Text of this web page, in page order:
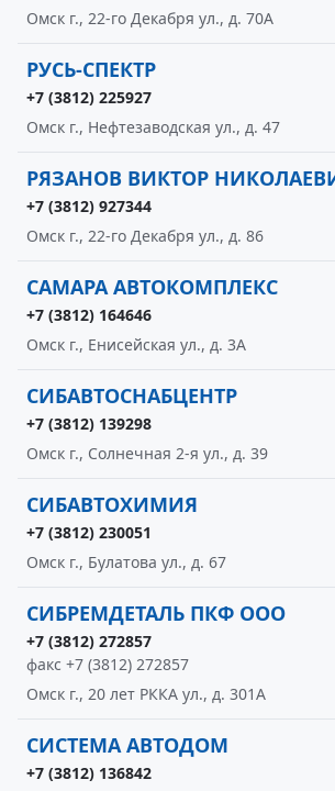
Омск г., 22-го Декабря ул., д. 70А
РУСЬ-СПЕКТР
+7 (3812) 225927
Омск г., Нефтезаводская ул., д. 47
РЯЗАНОВ ВИКТОР
+7 (3812) 927344
Омск г., 22-го Декабря ул., д. 86
САМАРА АВТОКОМПЛЕКС
+7 (3812) 164646
Омск г., Енисейская ул., д. 3А
СИБАВТОСНАБЦЕНТР
+7 (3812) 139298
Омск г., Солнечная 2-я ул., д. 39
СИБАВТОХИМИЯ
+7 (3812) 230051
Омск г., Булатова ул., д. 67
СИБРЕМДЕТАЛЬ ПКФ ООО
+7 (3812) 272857
факс +7 (3812) 272857
Омск г., 20 лет РККА ул., д. 301А
СИСТЕМА АВТОДОМ
+7 (3812) 136842